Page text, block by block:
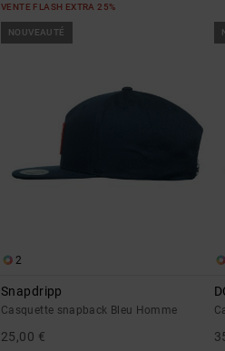
VENTE FLASH EXTRA 25%
NOUVEAUTÉ
2
Snapdripp
Casquette snapback Bleu Homme
25,00 €